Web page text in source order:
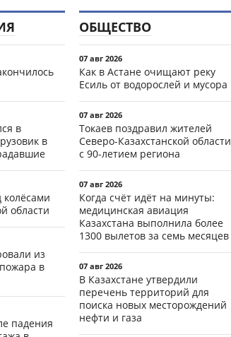
в
в
области
из
в
падения
ОБЩЕСТВО
07 авг 2026
Как в Астане очищают реку
Есиль от водорослей и мусора
07 авг 2026
Токаев поздравил жителей
Северо-Казахстанской области
с 90-летием региона
07 авг 2026
Когда счёт идёт на минуты:
медицинская авиация
Казахстана выполнила более
1300 вылетов за семь месяцев
07 авг 2026
В Казахстане утвердили
перечень территорий для
поиска новых месторождений
нефти и газа